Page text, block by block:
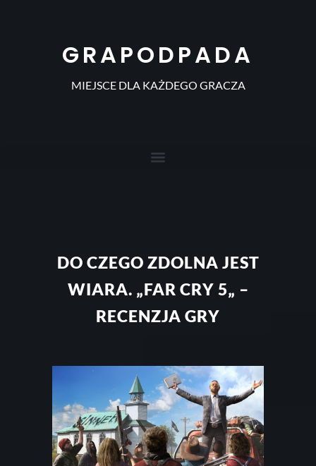
GRAPODPADA
MIEJSCE DLA KAŻDEGO GRACZA
DO CZEGO ZDOLNA JEST
WIARA. „FAR CRY 5„ –
RECENZJA GRY